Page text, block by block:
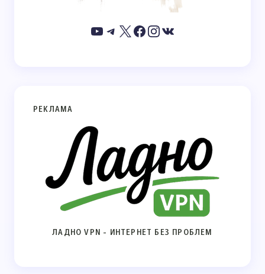
РЕКЛАМА
ЛАДНО VPN - ИНТЕРНЕТ БЕЗ ПРОБЛЕМ